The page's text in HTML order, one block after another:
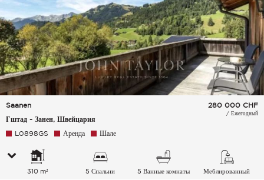
Saanen
Гштад - Занен, Швейцария
280 000 CHF
/ Ежегодный
L0898GS Аренда Шале
310 m² 5 Спальни 5 Ванные комнаты Меблированный